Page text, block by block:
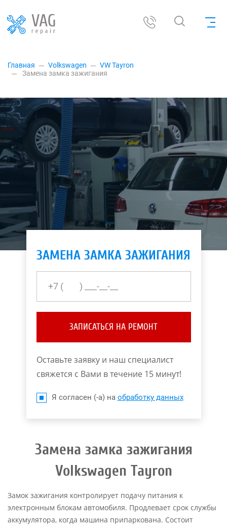
Главная Volkswagen
VW Tayron
Замена замка зажигания
ЗАМЕНА ЗАМКА ЗАЖИГАНИЯ
ЗАПИСАТЬСЯ НА РЕМОНТ
Оставьте заявку и наш специалист
свяжется с Вами в течение 15 минут!
Я согласен (-а) на обработку данных
Замена замка зажигания
Volkswagen Tayron
Замок зажигания контролирует подачу питания к
электронным блокам автомобиля. Продлевает срок службы
аккумулятора, когда машина припаркована. Состоит